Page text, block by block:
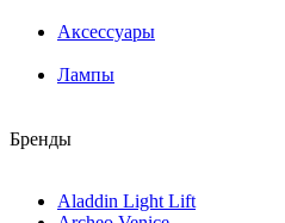
Аксессуары
Лампы
Бренды
Aladdin Light Lift